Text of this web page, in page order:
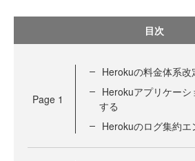
目次
Page 1
Herokuの料金体系改
Herokuアプリケー
する
Herokuのログ集約エ